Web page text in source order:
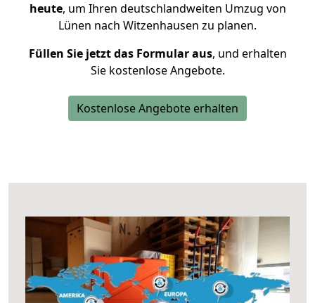
heute, um Ihren deutschlandweiten Umzug von
Lünen nach Witzenhausen zu planen.
Füllen Sie jetzt das Formular aus, und erhalten
Sie kostenlose Angebote.
Kostenlose Angebote erhalten